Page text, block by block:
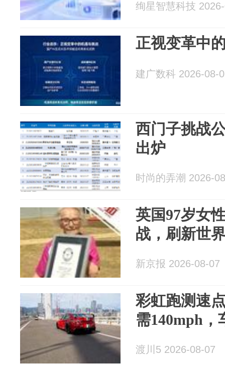
绚星智慧科技
正视变革中
建广数科 2026-08-
西门子挑战
出炉
时尚的弄潮 2026-
英国97岁女
战，刷新世
新京报 2026-08-07
彩虹跑测速
需140mph，
渡川5 2026-08-07